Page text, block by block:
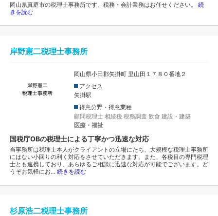
岡山県真庭市の税理士事務所です。税務・会計業務はお任せください。 続
きを読む
岸野憲二税理士事務所
岡山県小田郡矢掛町 里山田１７８０番地２
アクセス
矢掛駅
得意分野・得意業種
顧問税理士 相続税 税務調査 飲食 建設・建築
医療・福祉
国税庁OBの税理士による丁寧かつ迅速な対応
当事務所は税理士本人がクライアントの立場にたち、大規模な税理士事務所
にはない小回りの利く対応をさせていただきます。また、各税目の専門税理
士とも連携しており、あらゆるご相談に迅速な対応が可能でございます。ど
うぞお気軽にお… 続きを読む
杉原浩二税理士事務所